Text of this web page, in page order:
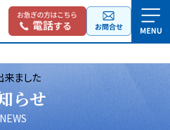
来ました
らせ
NEWS